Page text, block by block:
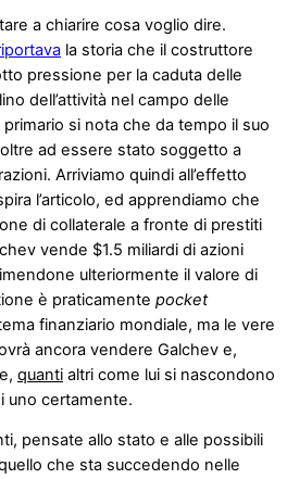
a chiarire cosa voglio dire.
la storia che il costruttore
pressione per la caduta delle
dell’attività nel campo delle
si nota che da tempo il suo
ad essere stato soggetto a
Arriviamo quindi all’effetto
l’articolo, ed apprendiamo che
di collaterale a fronte di prestiti
vende $1.5 miliardi di azioni
ulteriormente il valore di
è praticamente pocket
finanziario mondiale, ma le vere
ancora vendere Galchev e,
quanti altri come lui si nascondono
uno certamente.
pensate allo stato e alle possibili
che sta succedendo nelle